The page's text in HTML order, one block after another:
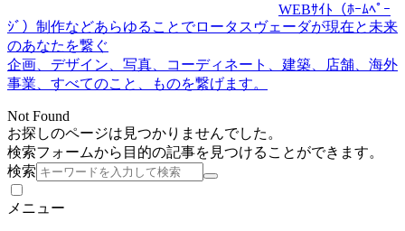
WEBｻｲﾄ（ﾎｰﾑﾍﾟｰ
ｼﾞ）制作などあらゆることでロータスヴェーダが現在と未来
のあなたを繋ぐ
企画、デザイン、写真、コーディネート、建築、店舗、海外
事業、すべてのこと、ものを繋げます。
Not Found
お探しのページは見つかりませんでした。
検索フォームから目的の記事を見つけることができます。
検索
メニュー